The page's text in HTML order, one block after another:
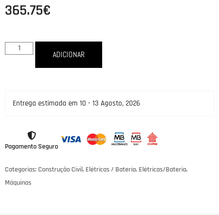
365.75€
ADICIONAR
Entrega estimada em 10 - 13 Agosto, 2026
Pagamento Seguro
Categorias: Construção Civil, Elétricas / Bateria, Elétricas/Bateria,
Máquinas